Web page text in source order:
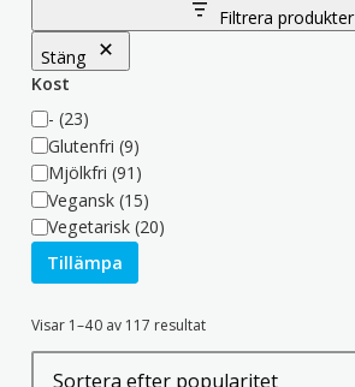
Filtrera produkter
Stäng
Kost
Kost
-(23)
Glutenfri(9)
Mjölkfri(91)
Vegansk(15)
Vegetarisk(20)
Tillämpa
Visar 1–40 av 117 resultatSortera